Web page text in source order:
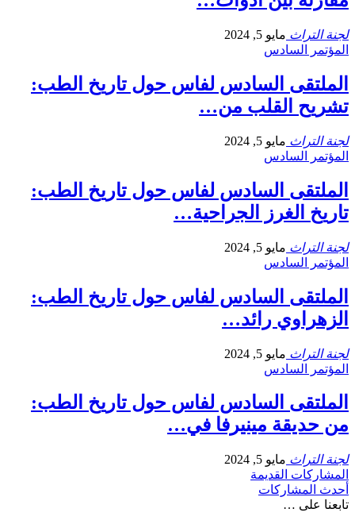
لجنة التراث مايو 5, 2024
المؤتمر السادس
الملتقى السادس لفاس حول تاريخ الطب:
تشريح القلب من…
لجنة التراث مايو 5, 2024
المؤتمر السادس
الملتقى السادس لفاس حول تاريخ الطب:
تاريخ الغرز الجراحية…
لجنة التراث مايو 5, 2024
المؤتمر السادس
الملتقى السادس لفاس حول تاريخ الطب:
الزهراوي رائد…
لجنة التراث مايو 5, 2024
المؤتمر السادس
الملتقى السادس لفاس حول تاريخ الطب:
من حديقة مينيرفا في…
لجنة التراث مايو 5, 2024
المشاركات القديمة
أحدث المشاركات
تابعنا على …